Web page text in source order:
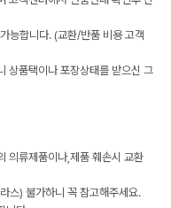
능합니다. (교환/반품 비용 고객
상품택이나 포장상태를 받으신 그
의류제품이나,제품 훼손시 교환
스) 불가하니 꼭 참고해주세요.